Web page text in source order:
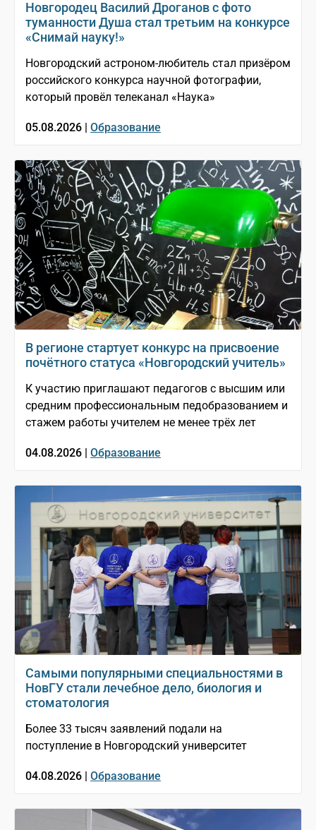
Новгородец Василий Дроганов с фото
туманности Душа стал третьим на конкурсе
«Снимай науку!»
Новгородский астроном-любитель стал призёром
российского конкурса научной фотографии,
который провёл телеканал «Наука»
05.08.2026 | Образование
В регионе стартует конкурс на присвоение
почётного статуса «Новгородский учитель»
К участию приглашают педагогов с высшим или
средним профессиональным педобразованием и
стажем работы учителем не менее трёх лет
04.08.2026 | Образование
Самыми популярными специальностями в
НовГУ стали лечебное дело, биология и
стоматология
Более 33 тысяч заявлений подали на
поступление в Новгородский университет
04.08.2026 | Образование